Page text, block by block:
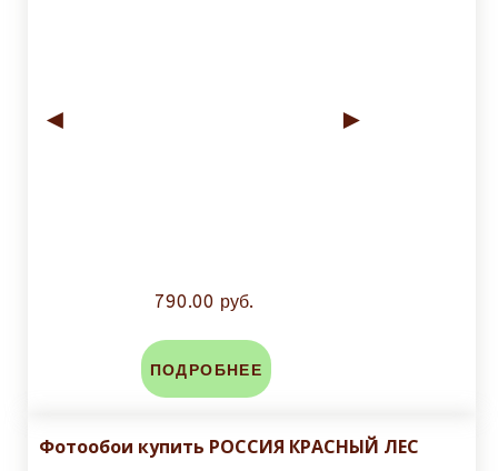
◄ ►
790.00 руб.
ПОДРОБНЕЕ
Фотообои купить РОССИЯ КРАСНЫЙ ЛЕС